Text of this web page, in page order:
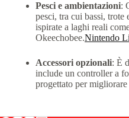
Pesci e ambientazioni:
pesci, tra cui bassi,
ispirate a laghi reali
Okeechobee.Nintendo
Accessori opzionali: È
include un controller a
progettato per